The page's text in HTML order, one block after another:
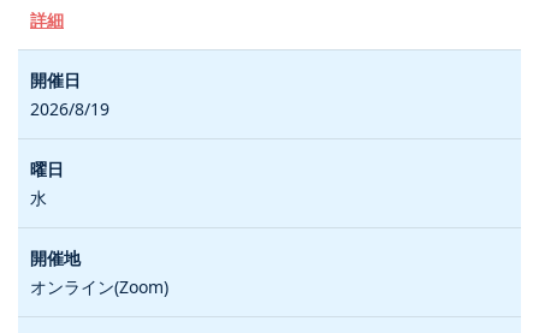
詳細
2026/8/19
水
オンライン(Zoom)